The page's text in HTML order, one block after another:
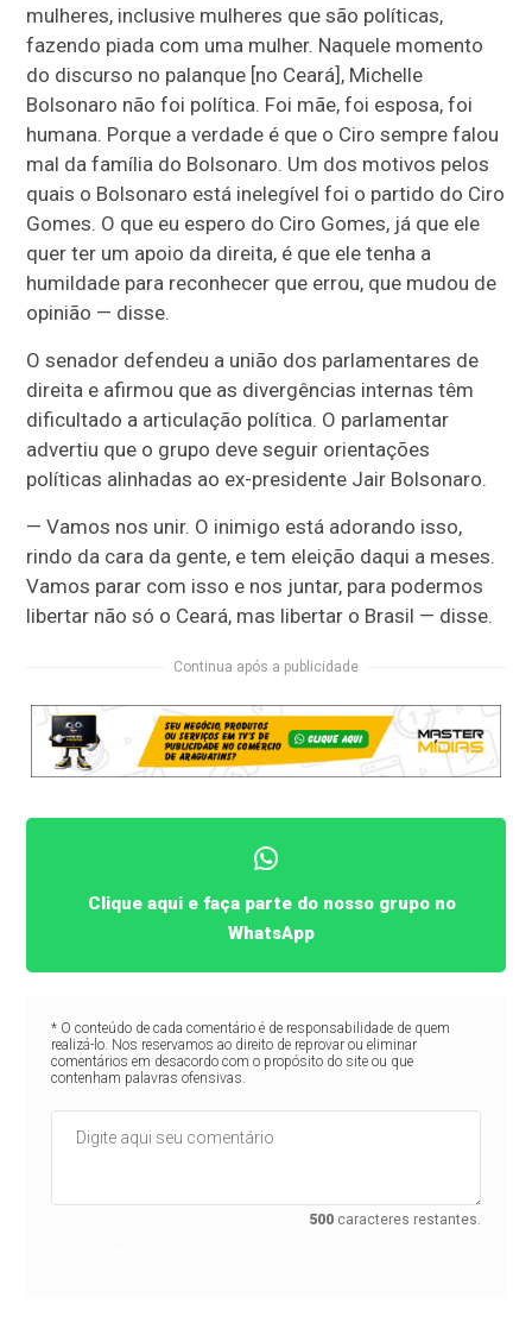
mulheres, inclusive mulheres que são políticas,
fazendo piada com uma mulher. Naquele momento
do discurso no palanque [no Ceará], Michelle
Bolsonaro não foi política. Foi mãe, foi esposa, foi
humana. Porque a verdade é que o Ciro sempre falou
mal da família do Bolsonaro. Um dos motivos pelos
quais o Bolsonaro está inelegível foi o partido do Ciro
Gomes. O que eu espero do Ciro Gomes, já que ele
quer ter um apoio da direita, é que ele tenha a
humildade para reconhecer que errou, que mudou de
opinião — disse.
O senador defendeu a união dos parlamentares de
direita e afirmou que as divergências internas têm
dificultado a articulação política. O parlamentar
advertiu que o grupo deve seguir orientações
políticas alinhadas ao ex-presidente Jair Bolsonaro.
— Vamos nos unir. O inimigo está adorando isso,
rindo da cara da gente, e tem eleição daqui a meses.
Vamos parar com isso e nos juntar, para podermos
libertar não só o Ceará, mas libertar o Brasil — disse.
Continua após a publicidade
Clique aqui e faça parte do nosso grupo no
WhatsApp
* O conteúdo de cada comentário é de responsabilidade de quem
realizá-lo. Nos reservamos ao direito de reprovar ou eliminar
comentários em desacordo com o propósito do site ou que
contenham palavras ofensivas.
500 caracteres restantes.